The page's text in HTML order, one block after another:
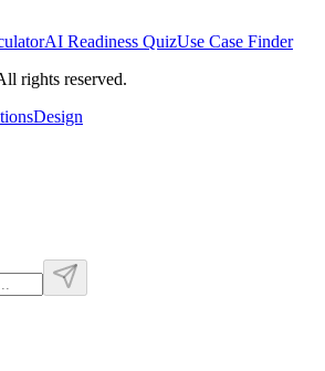
AI Readiness QuizUse Case Finder
rights reserved.
Design